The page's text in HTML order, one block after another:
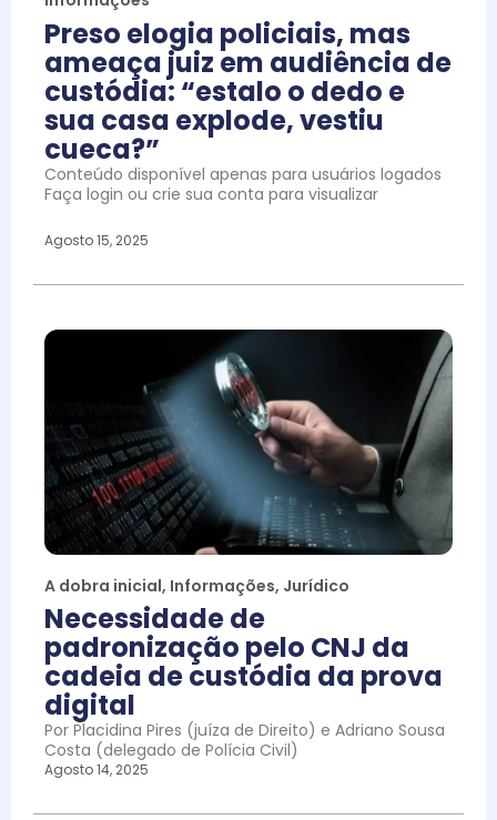
Preso elogia policiais, mas
ameaça juiz em audiência de
custódia: “estalo o dedo e
sua casa explode, vestiu
cueca?”
Conteúdo disponível apenas para usuários logados
Faça login ou crie sua conta para visualizar
Agosto 15, 2025
A dobra inicial, Informações, Jurídico
Necessidade de
padronização pelo CNJ da
cadeia de custódia da prova
digital
Por Placidina Pires (juíza de Direito) e Adriano Sousa
Costa (delegado de Polícia Civil)
Agosto 14, 2025